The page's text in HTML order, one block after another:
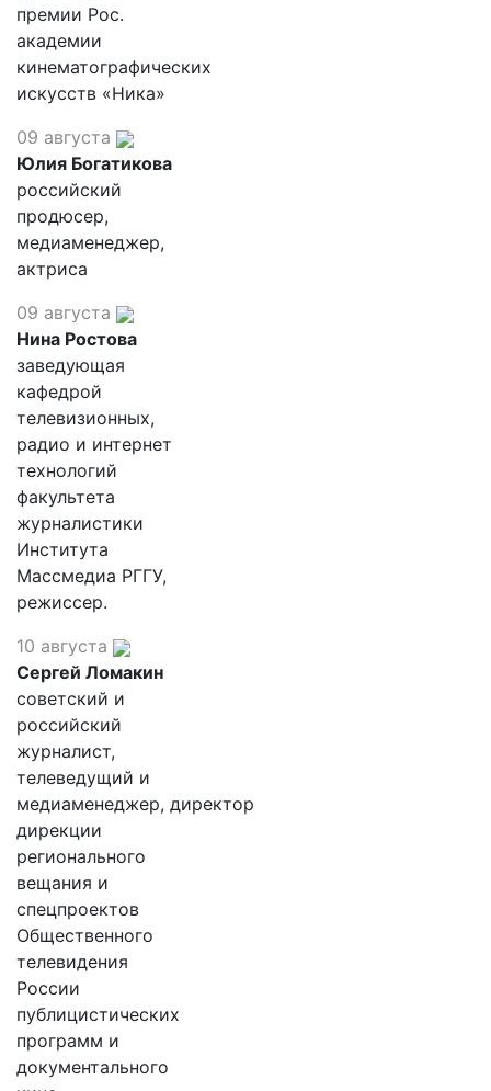
премии Рос.
академии
кинематографических
искусств «Ника»
09 августа
Юлия Богатикова
российский
продюсер,
медиаменеджер,
актриса
09 августа
Нина Ростова
заведующая
кафедрой
телевизионных,
радио и интернет
технологий
факультета
журналистики
Института
Массмедиа РГГУ,
режиссер.
10 августа
Сергей Ломакин
советский и
российский
журналист,
телеведущий и
медиаменеджер, директор
дирекции
регионального
вещания и
спецпроектов
Общественного
телевидения
России
публицистических
программ и
документального